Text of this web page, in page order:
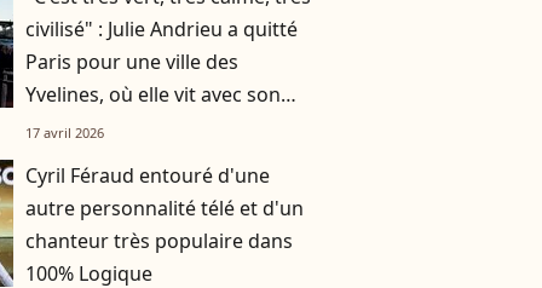
civilisé" : Julie Andrieu a quitté
Paris pour une ville des
Yvelines, où elle vit avec son
mari et leurs deux enfants
17 avril 2026
Cyril Féraud entouré d'une
autre personnalité télé et d'un
chanteur très populaire dans
100% Logique